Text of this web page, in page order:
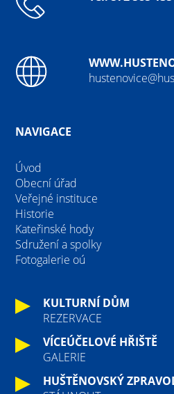
NAVIGACE
Úvod
Obecní úřad
Veřejné instituce
Historie
Kateřinské hody
Sdružení a spolky
Fotogalerie oú
KULTURNÍ DŮM
REZERVACE
VÍCEÚČELOVÉ HŘIŠTĚ
GALERIE
HUŠTĚNOVSKÝ